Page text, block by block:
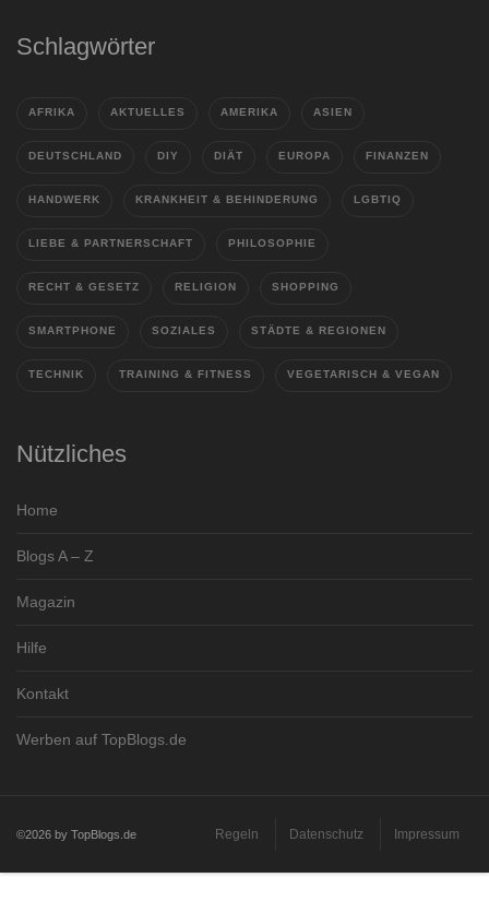
Schlagwörter
AFRIKA AKTUELLES AMERIKA ASIEN
DEUTSCHLAND DIY DIÄT EUROPA FINANZEN
HANDWERK KRANKHEIT & BEHINDERUNG LGBTIQ
LIEBE & PARTNERSCHAFT PHILOSOPHIE
RECHT & GESETZ RELIGION SHOPPING
SMARTPHONE SOZIALES STÄDTE & REGIONEN
TECHNIK TRAINING & FITNESS VEGETARISCH & VEGAN
Nützliches
Home
Blogs A – Z
Magazin
Hilfe
Kontakt
Werben auf TopBlogs.de
©2026 by TopBlogs.de Regeln Datenschutz Impressum